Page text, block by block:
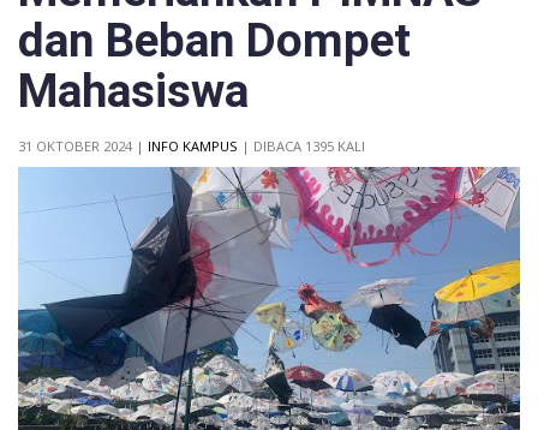
dan Beban Dompet
Mahasiswa
31 OKTOBER 2024 | INFO KAMPUS | DIBACA 1395 KALI